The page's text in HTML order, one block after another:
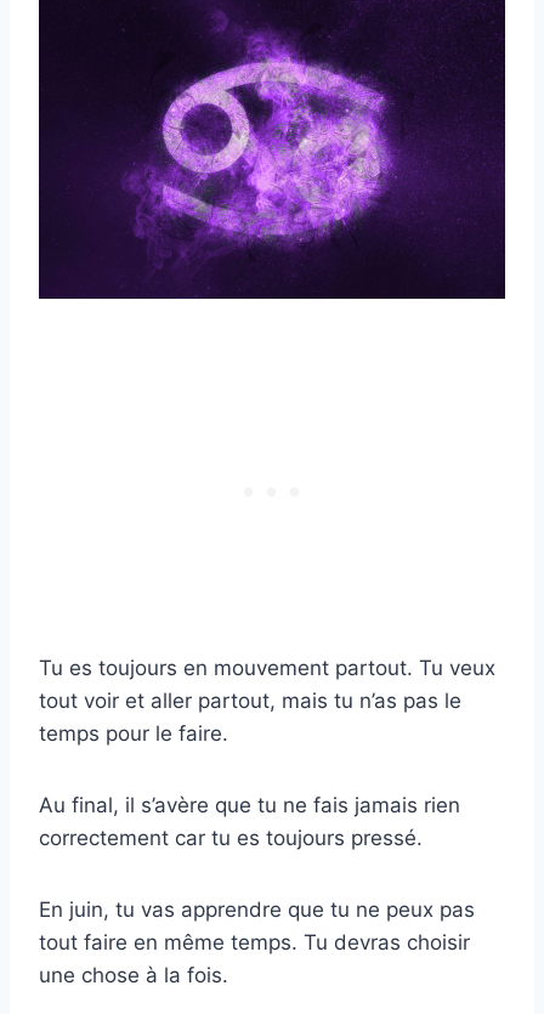
Tu es toujours en mouvement partout. Tu veux
tout voir et aller partout, mais tu n’as pas le
temps pour le faire.
Au final, il s’avère que tu ne fais jamais rien
correctement car tu es toujours pressé.
En juin, tu vas apprendre que tu ne peux pas
tout faire en même temps. Tu devras choisir
une chose à la fois.